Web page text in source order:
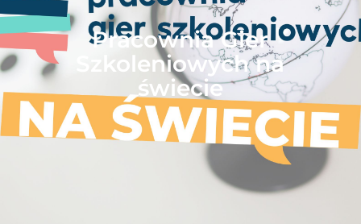
Pracownia Gier
Szkoleniowych na
świecie